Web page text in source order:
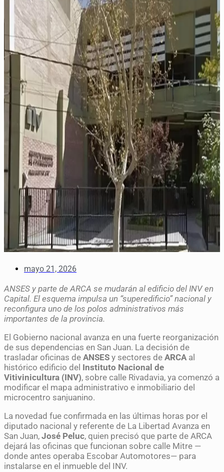
mayo 21, 2026
ANSES y parte de ARCA se mudarán al edificio del INV en
Capital. El esquema impulsa un “superedificio” nacional y
reconfigura uno de los polos administrativos más
importantes de la provincia.
El Gobierno nacional avanza en una fuerte reorganización
de sus dependencias en San Juan. La decisión de
trasladar oficinas de ANSES y sectores de ARCAal
histórico edificio del Instituto Nacional de
Vitivinicultura (INV), sobre calle Rivadavia, ya comenzó a
modificar el mapa administrativo e inmobiliario del
microcentro sanjuanino.
La novedad fue confirmada en las últimas horas por el
diputado nacional y referente de La Libertad Avanza en
San Juan, José Peluc, quien precisó que parte de ARCA
dejará las oficinas que funcionan sobre calle Mitre —
donde antes operaba Escobar Automotores— para
instalarse en el inmueble del INV.